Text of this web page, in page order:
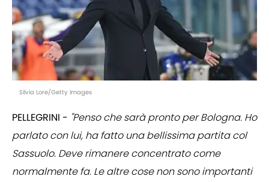
Silvia Lore/Getty Images
PELLEGRINI - "Penso che sarà pronto per Bologna. Ho
parlato con lui, ha fatto una bellissima partita col
Sassuolo. Deve rimanere concentrato come
normalmente fa. Le altre cose non sono importanti